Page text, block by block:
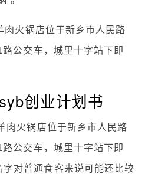
肉火锅店位于新乡市人民路
公交车，城里十字站下即
创业计划书
肉火锅店位于新乡市人民路
公交车，城里十字站下即
对普通食客来说可能还比较